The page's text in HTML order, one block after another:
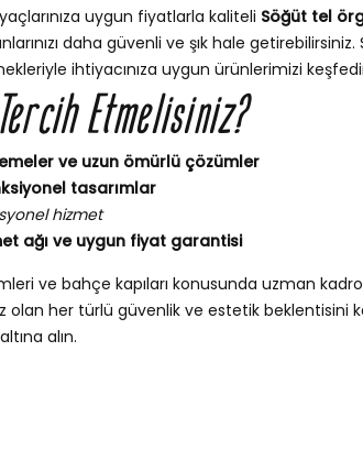
uygun fiyatlarla kaliteli Söğüt tel
daha güvenli ve şık hale
ihtiyacınıza uygun ürünlerimizi
Etmelisiniz?
ve uzun ömürlü çözümler
tasarımlar
hizmet
ağı ve uygun fiyat garantisi
ve bahçe kapıları konusunda uzman
olan her türlü güvenlik ve estetik beklentisini
alın.